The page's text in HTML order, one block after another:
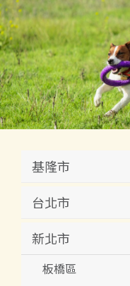
基隆市
台北市
新北市
板橋區